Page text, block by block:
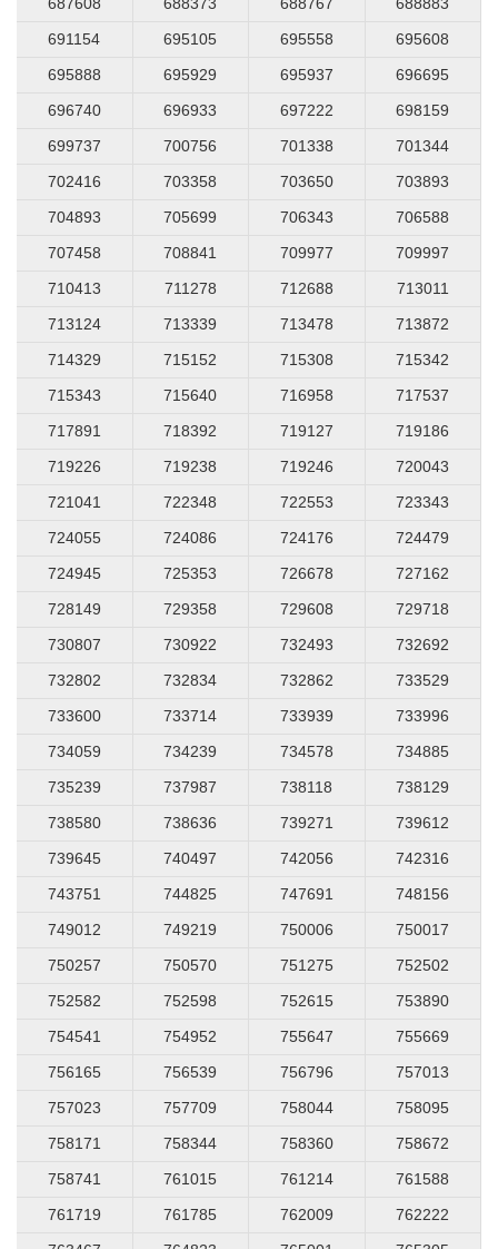
691154
695105 695558
695608
695888
695929 695937
696695
696740
696933 697222
698159
699737
700756 701338
701344
702416
703358 703650
703893
704893
705699 706343
706588
707458
708841 709977
709997
710413
711278 712688
713011
713124
713339 713478
713872
714329
715152 715308
715342
715343
715640 716958
717537
717891
718392 719127
719186
719226
719238 719246
720043
721041
722348 722553
723343
724055
724086 724176
724479
724945
725353 726678
727162
728149
729358 729608
729718
730807
730922 732493
732692
732802
732834 732862
733529
733600
733714 733939
733996
734059
734239 734578
734885
735239
737987 738118
738129
738580
738636 739271
739612
739645
740497 742056
742316
743751
744825 747691
748156
749012
749219 750006
750017
750257
750570 751275
752502
752582
752598 752615
753890
754541
754952 755647
755669
756165
756539 756796
757013
757023
757709 758044
758095
758171
758344 758360
758672
758741
761015 761214
761588
761719
761785 762009
762222